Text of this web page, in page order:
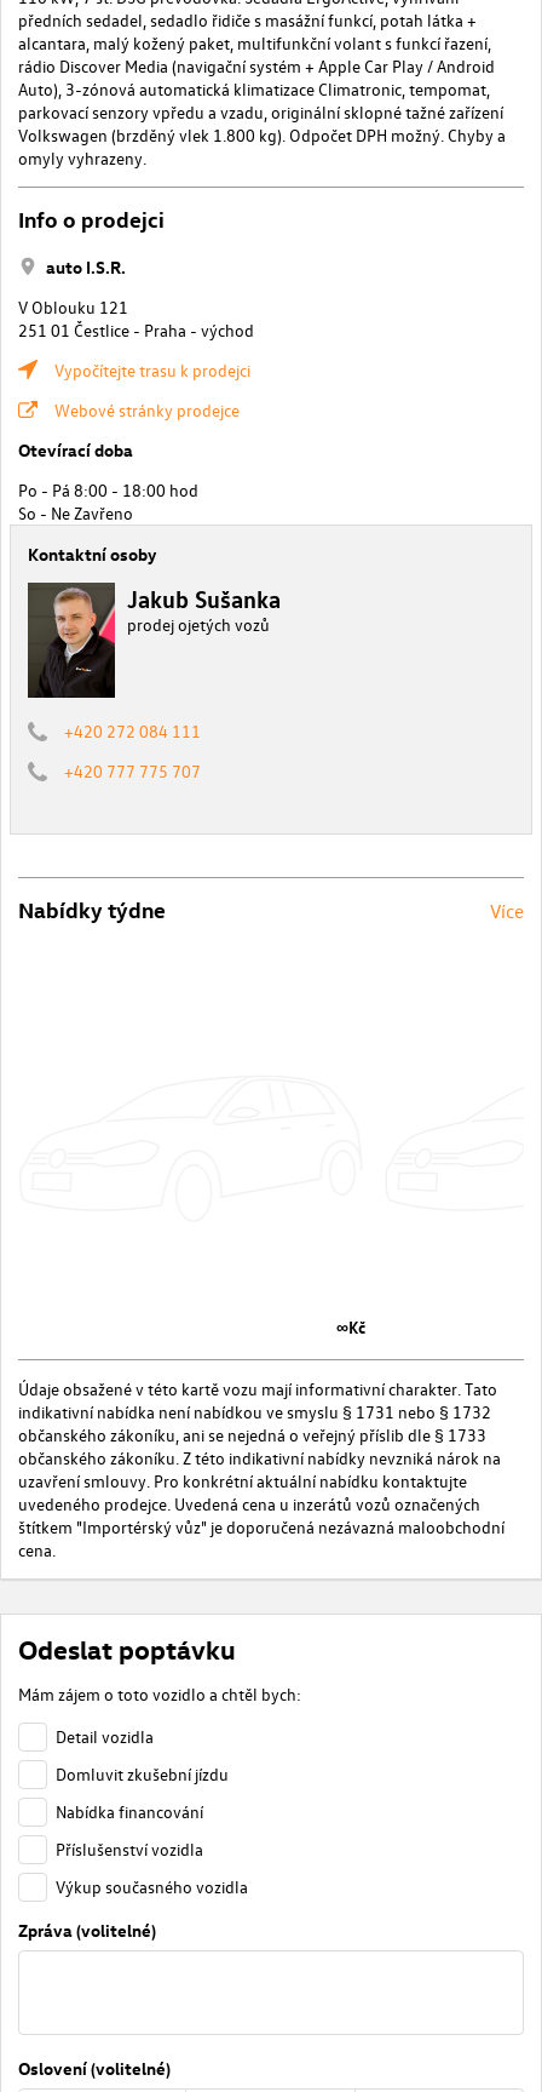
předních sedadel, sedadlo řidiče s masážní funkcí, potah látka +
alcantara, malý kožený paket, multifunkční volant s funkcí řazení,
rádio Discover Media (navigační systém + Apple Car Play / Android
Auto), 3-zónová automatická klimatizace Climatronic, tempomat,
parkovací senzory vpředu a vzadu, originální sklopné tažné zařízení
Volkswagen (brzděný vlek 1.800 kg). Odpočet DPH možný. Chyby a
omyly vyhrazeny.
Info o prodejci
auto I.S.R.
V Oblouku 121
251 01 Čestlice - Praha - východ
Vypočítejte trasu k prodejci
Webové stránky prodejce
Otevírací doba
Po - Pá 8:00 - 18:00 hod
So - Ne Zavřeno
Kontaktní osoby
Jakub Sušanka
prodej ojetých vozů
+420 272 084 111
+420 777 775 707
Nabídky týdne Více
∞Kč
Údaje obsažené v této kartě vozu mají informativní charakter. Tato
indikativní nabídka není nabídkou ve smyslu § 1731 nebo § 1732
občanského zákoníku, ani se nejedná o veřejný příslib dle § 1733
občanského zákoníku. Z této indikativní nabídky nevzniká nárok na
uzavření smlouvy. Pro konkrétní aktuální nabídku kontaktujte
uvedeného prodejce. Uvedená cena u inzerátů vozů označených
štítkem "Importérský vůz" je doporučená nezávazná maloobchodní
cena.
Odeslat poptávku
Mám zájem o toto vozidlo a chtěl bych:
Detail vozidla
Domluvit zkušební jízdu
Nabídka financování
Příslušenství vozidla
Výkup současného vozidla
Zpráva (volitelné)
Oslovení (volitelné)